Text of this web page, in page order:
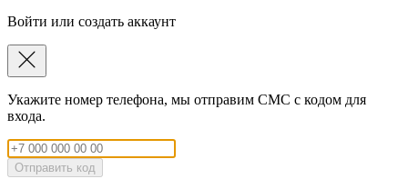
Войти или создать аккаунт
Укажите номер телефона, мы отправим СМС с кодом для
входа.
Отправить код